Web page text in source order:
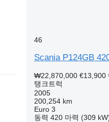
46
Scania P124GB
₩22,870,000 €13,900
탱크트럭
2005
200,254 km
Euro 3
동력 420 마력 (309